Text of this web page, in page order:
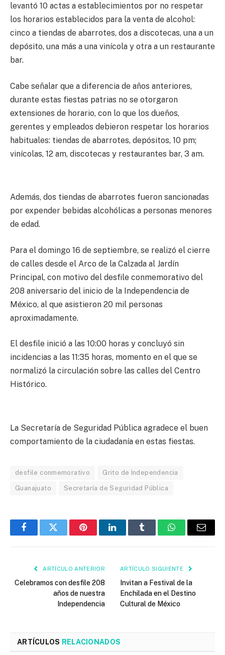
levantó 10 actas a establecimientos por no respetar
los horarios establecidos para la venta de alcohol:
cinco a tiendas de abarrotes, dos a discotecas, una a un
depósito, una más a una vinícola y otra a un restaurante
bar.
Cabe señalar que a diferencia de años anteriores,
durante estas fiestas patrias no se otorgaron
extensiones de horario, con lo que los dueños,
gerentes y empleados debieron respetar los horarios
habituales: tiendas de abarrotes, depósitos, 10 pm;
vinícolas, 12 am, discotecas y restaurantes bar, 3 am.
Además, dos tiendas de abarrotes fueron sancionadas
por expender bebidas alcohólicas a personas menores
de edad.
Para el domingo 16 de septiembre, se realizó el cierre
de calles desde el Arco de la Calzada al Jardín
Principal, con motivo del desfile conmemorativo del
208 aniversario del inicio de la Independencia de
México, al que asistieron 20 mil personas
aproximadamente.
El desfile inició a las 10:00 horas y concluyó sin
incidencias a las 11:35 horas, momento en el que se
normalizó la circulación sobre las calles del Centro
Histórico.
La Secretaría de Seguridad Pública agradece el buen
comportamiento de la ciudadanía en estas fiestas.
desfile conmemorativo Grito de Independencia
Guanajuato Secretaría de Seguridad Pública
FacebookTwitter PinterestLinkedInTumblr WhatsAppEmail
ARTÍCULO ANTERIOR
Celebramos con desfile 208
años de nuestra
Independencia
ARTÍCULO SIGUIENTE
Invitan a Festival de la
Enchilada en el Destino
Cultural de México
ARTÍCULOS RELACIONADOS